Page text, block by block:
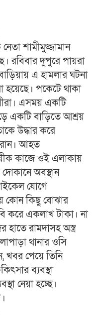
শামীমুজ্জামান
রবিবার দুপুরে পায়রা
এ হামলার ঘটনা
হয়েছে। পকেটে থাকা
এসময় একটি
একটি বাড়িতে আশ্রয়
উদ্ধার করে
আহত
কাজে ওই এলাকায়
দোকানে অবস্থান
যোগে
কোন কিছু বোঝার
করে একলাখ টাকা। না
হাতে রামদাসহ অস্ত্র
থানার ওসি
খবর পেয়ে তিনি
ব্যবস্থা
নেয়া হচ্ছে।